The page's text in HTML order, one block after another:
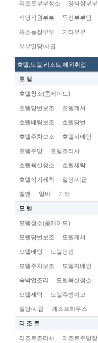
리조트부부청소 양식장부부
식당직원부부 목장부부팀
채소농장부부 기타부부
부부일당/시급
호텔,모텔,리조트,해외취업
호 텔
호텔청소(룸메이드)
호텔당번보조 호텔캐셔
호텔베팅보조 호텔당번
호텔주차보조 호텔지배인
호텔주방 호텔조리사
호텔욕실청소 호텔세탁
호텔식기세척 일당/시급
벨맨 알바 기타
모 텔
모텔청소(룸메이드)
모텔당번보조 모텔캐셔
모텔베팅 모텔당번
모텔주차보조 모텔지배인
숙박업조리 모텔욕실청소
모텔세탁 모텔주방이모
일당/시급 게스트하우스
리 조 트
리조트조리사 리조트주방장